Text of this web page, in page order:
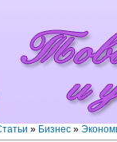
» Бизнес »